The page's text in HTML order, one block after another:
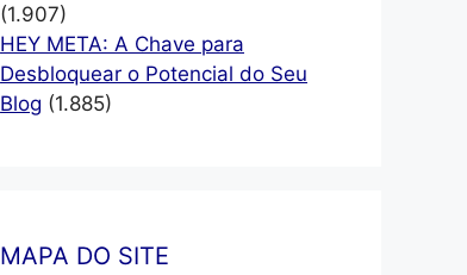
(1.907)
HEY META: A Chave para
Desbloquear o Potencial do Seu
Blog (1.885)
MAPA DO SITE